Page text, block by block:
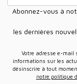
Abonnez-vous à notre Newsletter pour recevoir nos nouvelles
les dernières
Votre adresse e-mail sera uniquement utilisée pour vous envoyer des
informations sur les
désinscrire à tout
notre politique